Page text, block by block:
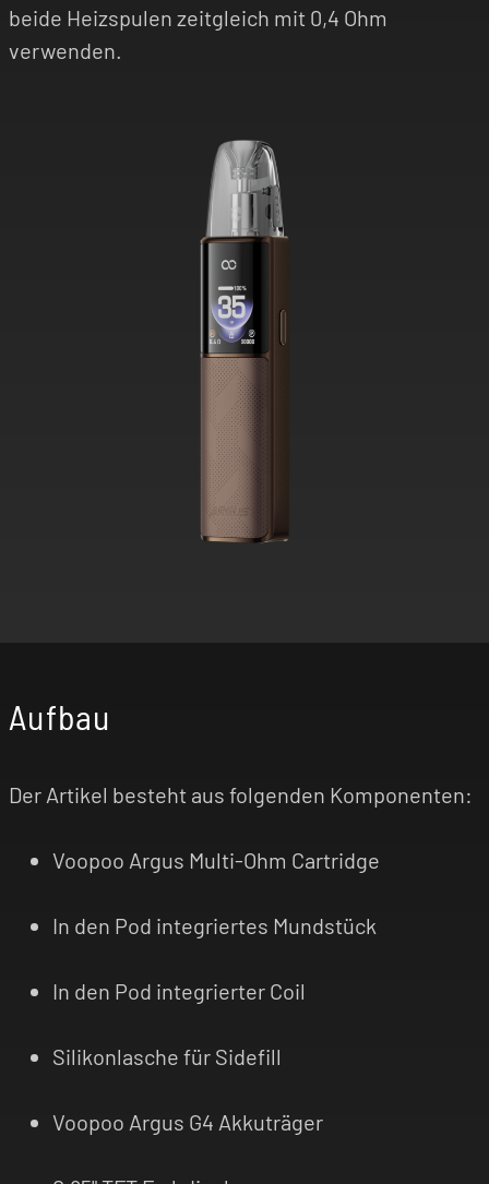
beide Heizspulen zeitgleich mit 0,4 Ohm
verwenden.
Aufbau
Der Artikel besteht aus folgenden Komponenten:
Voopoo Argus Multi-Ohm Cartridge
In den Pod integriertes Mundstück
In den Pod integrierter Coil
Silikonlasche für Sidefill
Voopoo Argus G4 Akkuträger